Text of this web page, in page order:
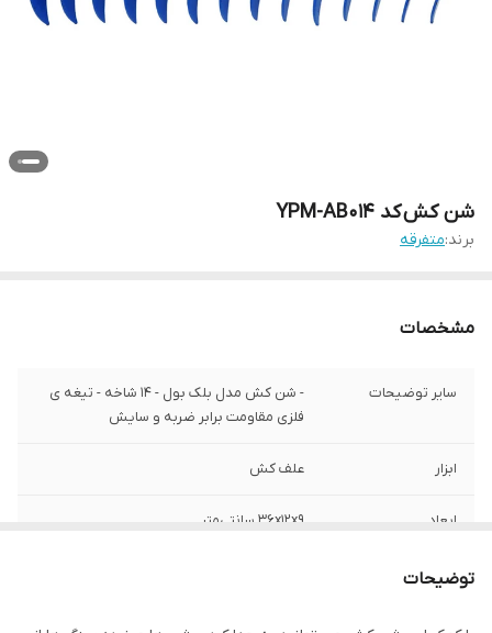
شن کش کد YPM-AB014
برند:متفرقه
مشخصات
سایر توضیحات
- شن کش مدل بلک بول - 14 شاخه - تیغه ی
فلزی مقاومت برابر ضربه و سایش
ابزار علف کش
ابعاد 36x12x9 سانتی‌متر
جنس دسته
توضیحات